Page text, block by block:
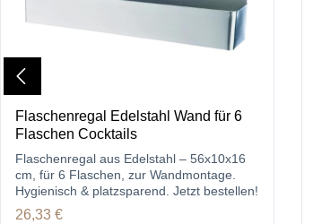
Flaschenregal Edelstahl Wand für 6
Flaschen Cocktails
Flaschenregal aus Edelstahl – 56x10x16
cm, für 6 Flaschen, zur Wandmontage.
Hygienisch & platzsparend. Jetzt bestellen!
Regulärer Preis:
26,33 €